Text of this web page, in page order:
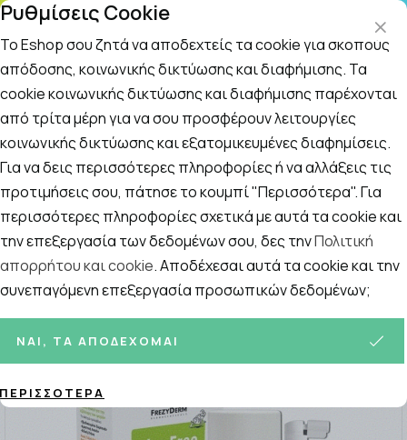
ΤΗΛΕΦΩΝΙΚΟ ΚΕΝΤΡΟ: Δευτ.-Παρασκευή 09:00-14:00 και Σάββατο
09:00-14:00
Αναζήτηση
Αρχική / Εταιρίες / Frezyderm /Frezyderm Lice
Frezyderm Lice
Ταξινόμηση Προβολή
3ΠΡΟΪΌΝΤΑ
Ρυθμίσεις Cookie
Το Eshop σου ζητά να αποδεχτείς τα cookie για σκοπούς
απόδοσης, κοινωνικής δικτύωσης και διαφήμισης. Τα
cookie κοινωνικής δικτύωσης και διαφήμισης παρέχονται
από τρίτα μέρη για να σου προσφέρουν λειτουργίες
κοινωνικής δικτύωσης και εξατομικευμένες διαφημίσεις.
Για να δεις περισσότερες πληροφορίες ή να αλλάξεις τις
προτιμήσεις σου, πάτησε το κουμπί "Περισσότερα". Για
περισσότερες πληροφορίες σχετικά με αυτά τα cookie και
την επεξεργασία των δεδομένων σου, δες τηνΠολιτική
απορρήτου και cookie. Αποδέχεσαι αυτά τα cookie και την
συνεπαγόμενη επεξεργασία προσωπικών δεδομένων;
ΝΑΙ, ΤΑ ΑΠΟΔΈΧΟΜΑΙ
ΠΕΡΙΣΣΌΤΕΡΑ